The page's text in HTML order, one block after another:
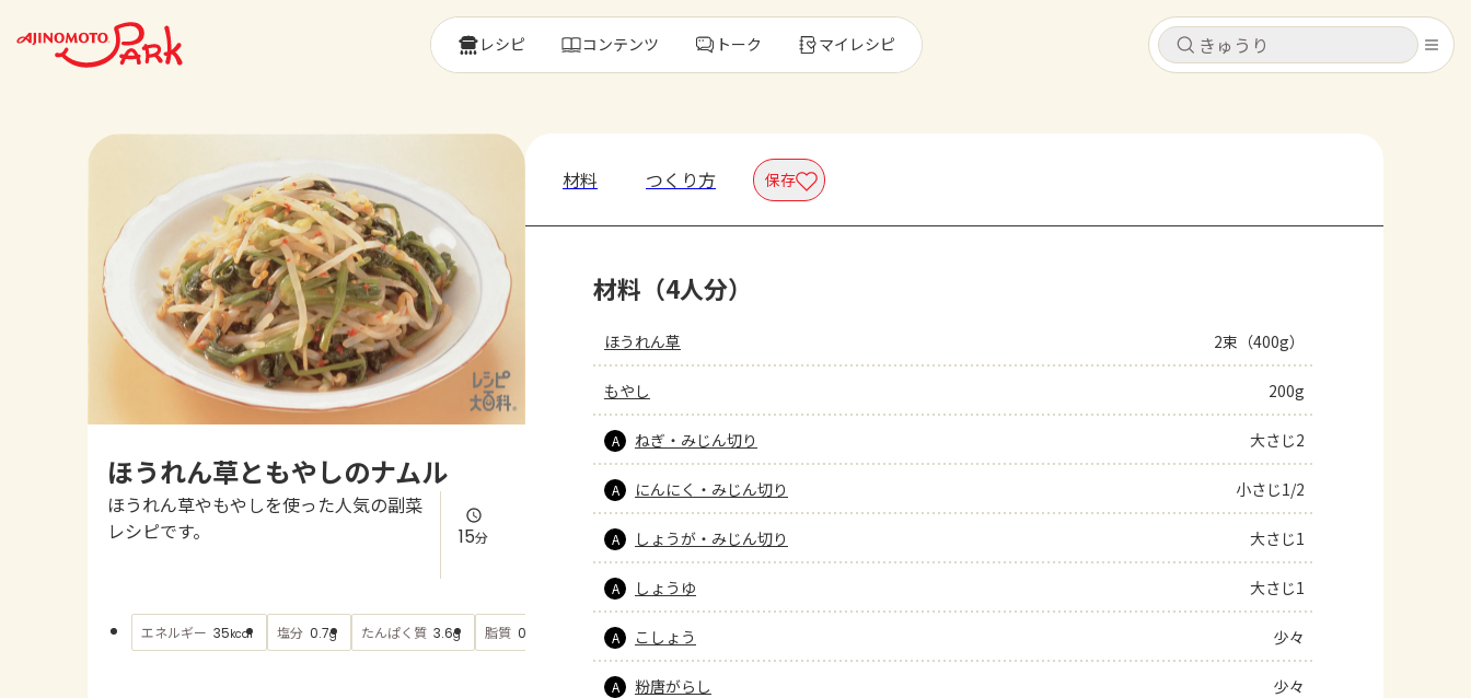
キャンセル
コンテンツ
レシピ
トーク
よくあるお問い合わせ
AJINOMOTO PARK とは
キャンセル
レシピ コンテンツ トーク マイレシピ
ほうれん草ともやしのナムル
ほうれん草やもやしを使った人気の副菜
レシピです。
15分
エネルギー 35kcal 塩分 0.7g たんぱく質 3.6g 脂質 0.8 もっと見る
材料 つくり方 保存
材料（4人分）
ほうれん草 2束（400g）
もやし 200g
A ねぎ・みじん切り 大さじ2
A にんにく・みじん切り 小さじ1/2
A しょうが・みじん切り 大さじ1
A しょうゆ 大さじ1
A こしょう 少々
A 粉唐がらし 少々